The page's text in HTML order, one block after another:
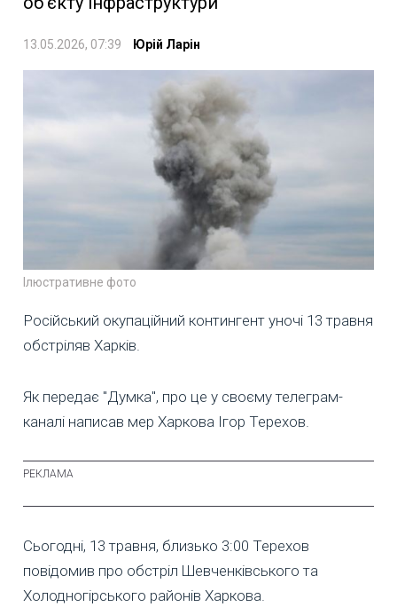
13.05.2026, 07:39 Юрій Ларін
Ілюстративне фото
Російський окупаційний контингент уночі 13 травня
обстріляв Харків.
Як передає "Думка", про це у своєму телеграм-
каналі написав мер Харкова Ігор Терехов.
Сьогодні, 13 травня, близько 3:00 Терехов
повідомив про обстріл Шевченківського та
Холодногірського районів Харкова.